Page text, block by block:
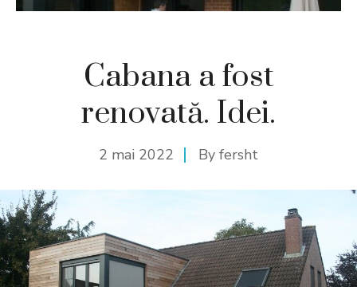
Cabana a fost
renovată. Idei.
2 mai 2022 By fersht